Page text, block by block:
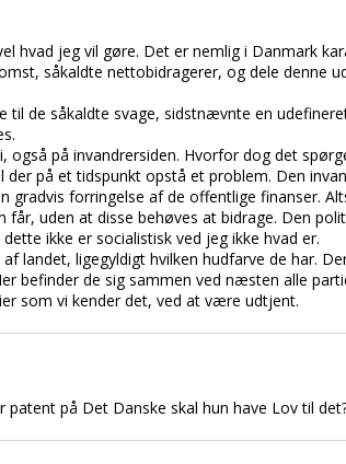
hvad jeg vil gøre. Det er nemlig i Danmark
såkaldte nettobidragerer, og dele denne
de såkaldte svage, sidstnævnte en
også på invandrersiden. Hvorfor dog det
der på et tidspunkt opstå et problem. Den
gradvis forringelse af de offentlige finanser.
får, uden at disse behøves at bidrage. Den
ikke er socialistisk ved jeg ikke hvad er.
landet, ligegyldigt hvilken hudfarve de har.
befinder de sig sammen ved næsten alle
som vi kender det, ved at være udtjent.
på Det Danske skal hun have Lov til